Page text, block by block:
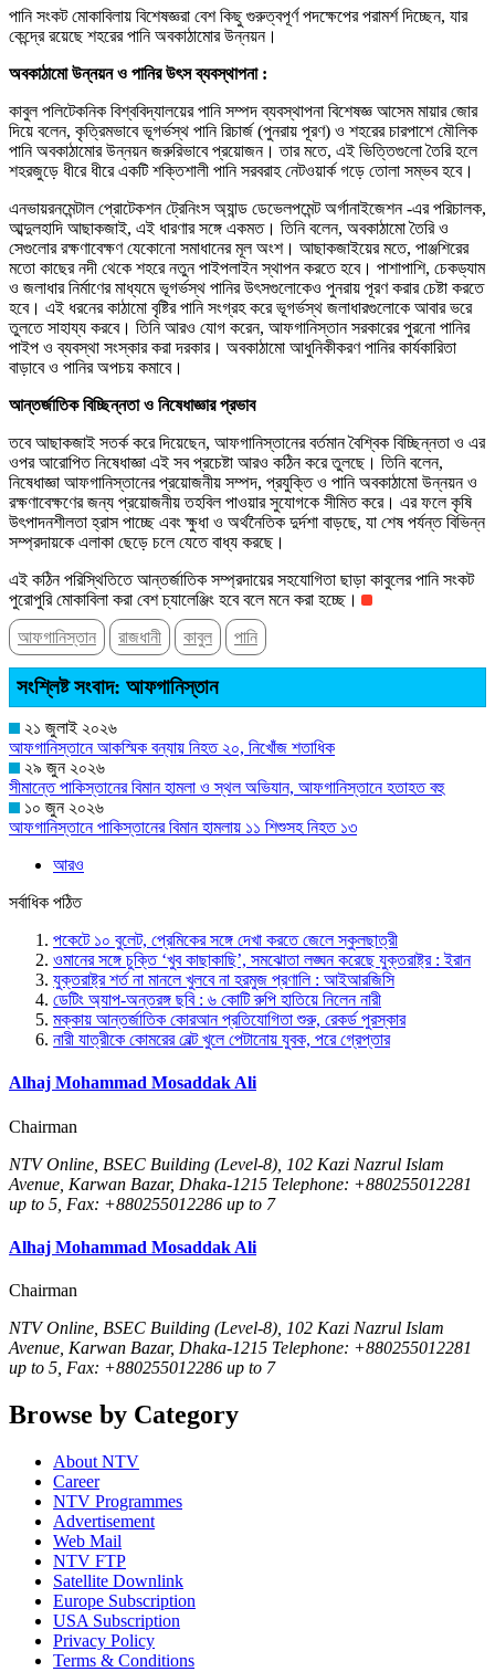
পানি সংকট মোকাবিলায় বিশেষজ্ঞরা বেশ কিছু গুরুত্বপূর্ণ পদক্ষেপের পরামর্শ দিচ্ছেন, যার
কেন্দ্রে রয়েছে শহরের পানি অবকাঠামোর উন্নয়ন।
অবকাঠামো উন্নয়ন ও পানির উৎস ব্যবস্থাপনা :
কাবুল পলিটেকনিক বিশ্ববিদ্যালয়ের পানি সম্পদ ব্যবস্থাপনা বিশেষজ্ঞ আসেম মায়ার জোর
দিয়ে বলেন, কৃত্রিমভাবে ভূগর্ভস্থ পানি রিচার্জ (পুনরায় পূরণ) ও শহরের চারপাশে মৌলিক
পানি অবকাঠামোর উন্নয়ন জরুরিভাবে প্রয়োজন। তার মতে, এই ভিত্তিগুলো তৈরি হলে
শহরজুড়ে ধীরে ধীরে একটি শক্তিশালী পানি সরবরাহ নেটওয়ার্ক গড়ে তোলা সম্ভব হবে।
এনভায়রনমেন্টাল প্রোটেকশন ট্রেনিংস অ্যান্ড ডেভেলপমেন্ট অর্গানাইজেশন -এর পরিচালক,
আব্দুলহাদি আছাকজাই, এই ধারণার সঙ্গে একমত। তিনি বলেন, অবকাঠামো তৈরি ও
সেগুলোর রক্ষণাবেক্ষণ যেকোনো সমাধানের মূল অংশ। আছাকজাইয়ের মতে, পাঞ্জশিরের
মতো কাছের নদী থেকে শহরে নতুন পাইপলাইন স্থাপন করতে হবে। পাশাপাশি, চেকড্যাম
ও জলাধার নির্মাণের মাধ্যমে ভূগর্ভস্থ পানির উৎসগুলোকেও পুনরায় পূরণ করার চেষ্টা করতে
হবে। এই ধরনের কাঠামো বৃষ্টির পানি সংগ্রহ করে ভূগর্ভস্থ জলাধারগুলোকে আবার ভরে
তুলতে সাহায্য করবে। তিনি আরও যোগ করেন, আফগানিস্তান সরকারের পুরনো পানির
পাইপ ও ব্যবস্থা সংস্কার করা দরকার। অবকাঠামো আধুনিকীকরণ পানির কার্যকারিতা
বাড়াবে ও পানির অপচয় কমাবে।
আন্তর্জাতিক বিচ্ছিন্নতা ও নিষেধাজ্ঞার প্রভাব
তবে আছাকজাই সতর্ক করে দিয়েছেন, আফগানিস্তানের বর্তমান বৈশ্বিক বিচ্ছিন্নতা ও এর
ওপর আরোপিত নিষেধাজ্ঞা এই সব প্রচেষ্টা আরও কঠিন করে তুলছে। তিনি বলেন,
নিষেধাজ্ঞা আফগানিস্তানের প্রয়োজনীয় সম্পদ, প্রযুক্তি ও পানি অবকাঠামো উন্নয়ন ও
রক্ষণাবেক্ষণের জন্য প্রয়োজনীয় তহবিল পাওয়ার সুযোগকে সীমিত করে। এর ফলে কৃষি
উৎপাদনশীলতা হ্রাস পাচ্ছে এবং ক্ষুধা ও অর্থনৈতিক দুর্দশা বাড়ছে, যা শেষ পর্যন্ত বিভিন্ন
সম্প্রদায়কে এলাকা ছেড়ে চলে যেতে বাধ্য করছে।
এই কঠিন পরিস্থিতিতে আন্তর্জাতিক সম্প্রদায়ের সহযোগিতা ছাড়া কাবুলের পানি সংকট
পুরোপুরি মোকাবিলা করা বেশ চ্যালেঞ্জিং হবে বলে মনে করা হচ্ছে।
আফগানিস্তান
রাজধানী কাবুল পানি
সংশ্লিষ্ট সংবাদ: আফগানিস্তান
২১ জুলাই ২০২৬
আফগানিস্তানে আকস্মিক বন্যায় নিহত ২০, নিখোঁজ শতাধিক
২৯ জুন ২০২৬
সীমান্তে পাকিস্তানের বিমান হামলা ও স্থল অভিযান, আফগানিস্তানে হতাহত বহু
১০ জুন ২০২৬
আফগানিস্তানে পাকিস্তানের বিমান হামলায় ১১ শিশুসহ নিহত ১৩
আরও
সর্বাধিক পঠিত
পকেটে ১০ বুলেট, প্রেমিকের সঙ্গে দেখা করতে জেলে স্কুলছাত্রী
ওমানের সঙ্গে চুক্তি ‘খুব কাছাকাছি’, সমঝোতা লঙ্ঘন করেছে যুক্তরাষ্ট্র : ইরান
যুক্তরাষ্ট্র শর্ত না মানলে খুলবে না হরমুজ প্রণালি : আইআরজিসি
ডেটিং অ্যাপ-অন্তরঙ্গ ছবি : ৬ কোটি রুপি হাতিয়ে নিলেন নারী
মক্কায় আন্তর্জাতিক কোরআন প্রতিযোগিতা শুরু, রেকর্ড পুরস্কার
নারী যাত্রীকে কোমরের বেল্ট খুলে পেটানোয় যুবক, পরে গ্রেপ্তার
Alhaj Mohammad Mosaddak Ali
Chairman
NTV Online, BSEC Building (Level-8), 102 Kazi Nazrul Islam
Avenue, Karwan Bazar, Dhaka-1215 Telephone: +880255012281
up to 5, Fax: +880255012286 up to 7
Alhaj Mohammad Mosaddak Ali
Chairman
NTV Online, BSEC Building (Level-8), 102 Kazi Nazrul Islam
Avenue, Karwan Bazar, Dhaka-1215 Telephone: +880255012281
up to 5, Fax: +880255012286 up to 7
Browse by Category
About NTV
Career
NTV Programmes
Advertisement
Web Mail
NTV FTP
Satellite Downlink
Europe Subscription
USA Subscription
Privacy Policy
Terms & Conditions